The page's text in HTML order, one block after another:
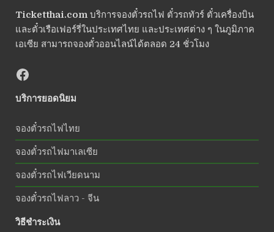
Ticketthai.comบริการจองตั๋วรถไฟ ตั๋วรถทัวร์ ตั๋วเครื่องบิน
และตั๋วเรือเฟอร์รี่ในประเทศไทย และประเทศต่าง ๆ ในภูมิภาค
เอเซีย สามารถจองตั๋วออนไลน์ได้ตลอด 24 ชั่วโมง
บริการยอดนิยม
จองตั๋วรถไฟไทย
จองตั๋วรถไฟมาเลเซีย
จองตั๋วรถไฟเวียดนาม
จองตั๋วรถไฟลาว - จีน
วิธีชำระเงิน